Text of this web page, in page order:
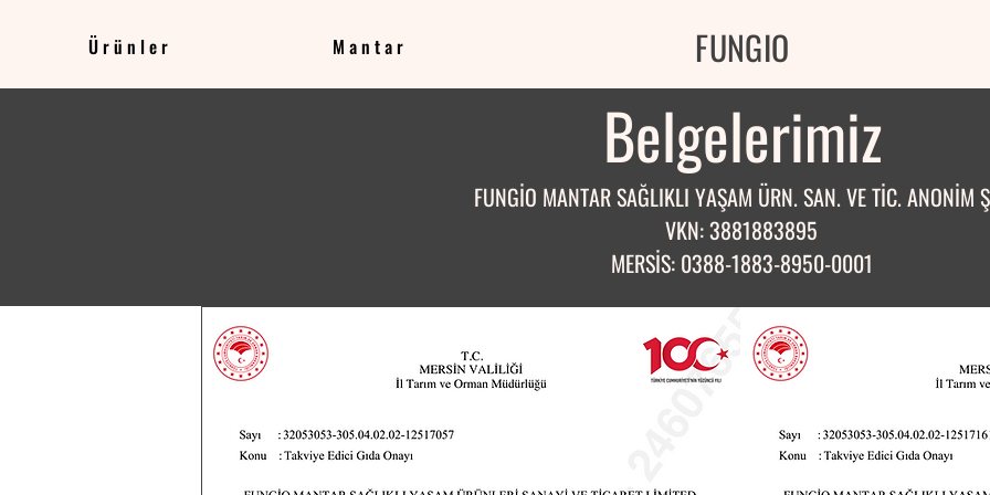
Ürünler Mantar FUNGIO
Belgelerimiz
FUNGİO MANTAR SAĞLIKLI YAŞAM ÜRN. SAN. VE TİC. ANONİM
VKN: 3881883895
MERSİS: 0388-1883-8950-0001